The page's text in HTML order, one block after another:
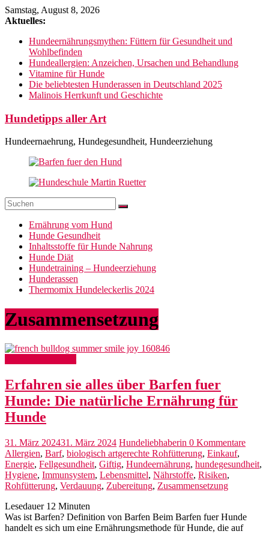
Zum
Inhalt
Samstag, August 8, 2026
Aktuelles:
Hundeernährungsmythen: Füttern für Gesundheit und
Wohlbefinden
Hundeallergien: Anzeichen, Ursachen und Behandlung
Vitamine für Hunde
Die beliebtesten Hunderassen in Deutschland 2025
Malinois Herrkunft und Geschichte
Hundetipps aller Art
Hundeernaehrung, Hundegesundheit, Hundeerziehung
Ernährung vom Hund
Hunde Gesundheit
Inhaltsstoffe für Hunde Nahrung
Hunde Diät
Hundetraining – Hundeerziehung
Hunderassen
Thermomix Hundeleckerlis 2024
Zusammensetzung
Erfahren sie alles über Barfen fuer
Hunde: Die natürliche Ernährung für
Hunde
31. März 202431. März 2024 Hundeliebhaberin 0 Kommentare
Allergien, Barf, biologisch artgerechte Rohfütterung, Einkauf,
Energie, Fellgesundheit, Giftig, Hundeernährung, hundegesundheit,
Hygiene, Immunsystem, Lebensmittel, Nährstoffe, Risiken,
Rohfütterung, Verdauung, Zubereitung, Zusammensetzung
Lesedauer 12 Minuten
Was ist Barfen? Definition von Barfen Beim Barfen fuer Hunde
handelt es sich um eine Ernährungsmethode für Hunde, die auf